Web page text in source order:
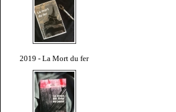
2019 - La Mort du fer